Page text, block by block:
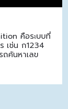
คือระบบที่
เช่น ก1234
ถค้นหาเลข